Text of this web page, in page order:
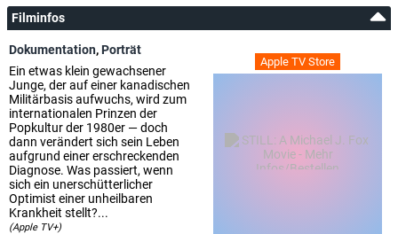
Filminfos
Apple TV Store
Dokumentation,Porträt
Ein etwas klein gewachsener
Junge, der auf einer kanadischen
Militärbasis aufwuchs, wird zum
internationalen Prinzen der
Popkultur der 1980er — doch
dann verändert sich sein Leben
aufgrund einer erschreckenden
Diagnose. Was passiert, wenn
sich ein unerschütterlicher
Optimist einer unheilbaren
Krankheit stellt?...
(Apple TV+)